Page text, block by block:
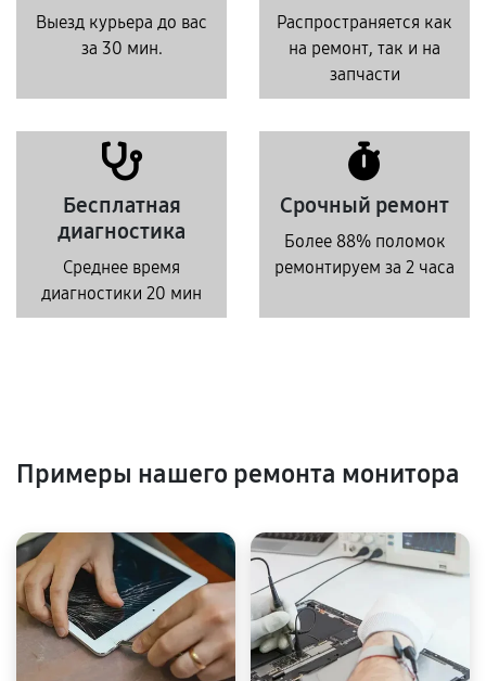
Выезд курьера до вас
за 30 мин.
Распространяется как
на ремонт, так и на
запчасти
Бесплатная
диагностика
Среднее время
диагностики 20 мин
Срочный ремонт
Более 88% поломок
ремонтируем за 2 часа
Примеры нашего ремонта монитора